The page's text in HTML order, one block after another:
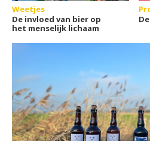
Weetjes
De invloed van bier op
het menselijk lichaam